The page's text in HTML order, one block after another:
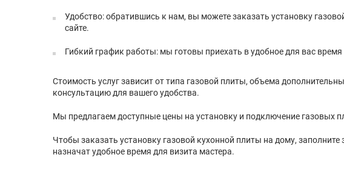
Удобство: обратившись к нам, вы можете заказать установку
сайте.
Гибкий график работы: мы готовы приехать в удобное для вас
Стоимость услуг зависит от типа газовой плиты, объема
консультацию для вашего удобства.
Мы предлагаем доступные цены на установку и подключение газовых
Чтобы заказать установку газовой кухонной плиты на дому,
назначат удобное время для визита мастера.